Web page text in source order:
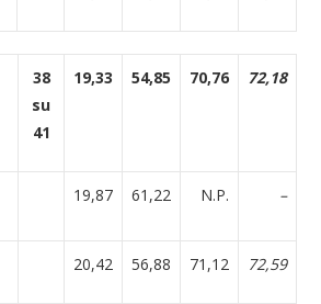
38
su
41
19,33 54,85 70,76 72,18
19,87 61,22 N.P. –
20,42 56,88 71,12 72,59